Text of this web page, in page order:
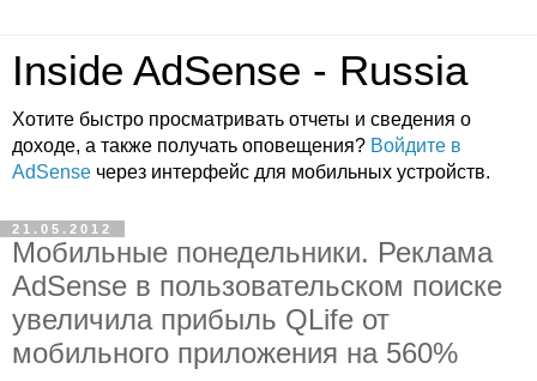
Inside AdSense - Russia
Хотите быстро просматривать отчеты и сведения о
доходе, а также получать оповещения? Войдите в
AdSense через интерфейс для мобильных устройств.
21.05.2012
Мобильные понедельники. Реклама
AdSense в пользовательском поиске
увеличила прибыль QLife от
мобильного приложения на 560%